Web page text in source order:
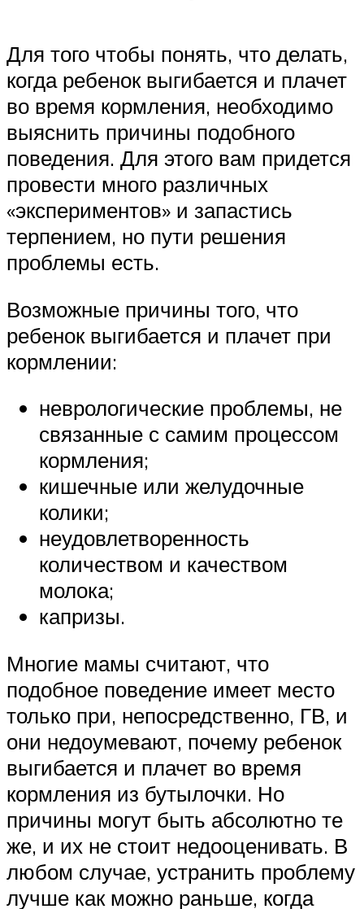
Для того чтобы понять, что делать,
когда ребенок выгибается и плачет
во время кормления, необходимо
выяснить причины подобного
поведения. Для этого вам придется
провести много различных
«экспериментов» и запастись
терпением, но пути решения
проблемы есть.
Возможные причины того, что
ребенок выгибается и плачет при
кормлении:
неврологические проблемы, не
связанные с самим процессом
кормления;
кишечные или желудочные
колики;
неудовлетворенность
количеством и качеством
молока;
капризы.
Многие мамы считают, что
подобное поведение имеет место
только при, непосредственно, ГВ, и
они недоумевают, почему ребенок
выгибается и плачет во время
кормления из бутылочки. Но
причины могут быть абсолютно те
же, и их не стоит недооценивать. В
любом случае, устранить проблему
лучше как можно раньше, когда